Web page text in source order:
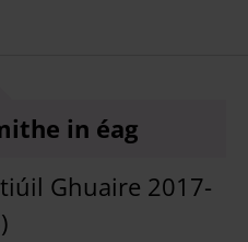
in éag
Ghuaire 2017-